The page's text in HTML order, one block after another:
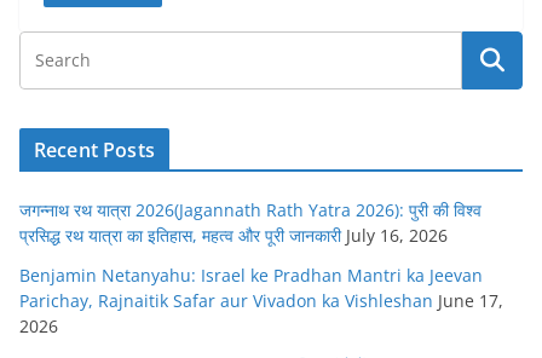
Recent Posts
जगन्नाथ रथ यात्रा 2026(Jagannath Rath Yatra 2026): पुरी की विश्व
प्रसिद्ध रथ यात्रा का इतिहास, महत्व और पूरी जानकारी July 16, 2026
Benjamin Netanyahu: Israel ke Pradhan Mantri ka Jeevan
Parichay, Rajnaitik Safar aur Vivadon ka Vishleshan June 17,
2026